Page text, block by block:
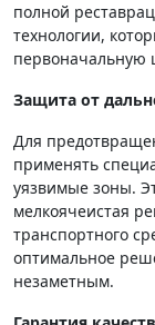
полной
технологии,
первоначальную
Защита от
Для
применять
уязвимые зоны.
мелкоячеистая
транспортного
оптимальное
незаметным.